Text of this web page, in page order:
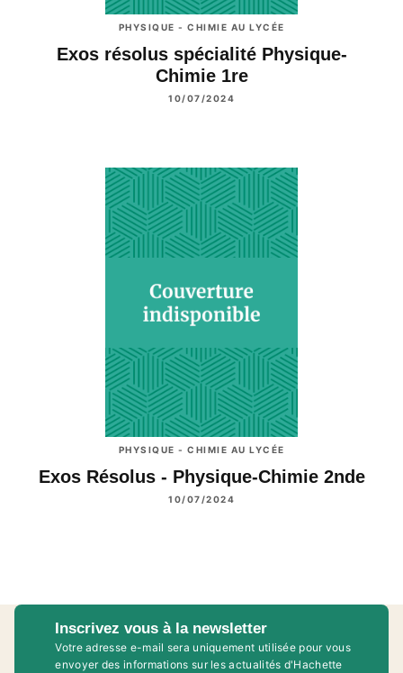
PHYSIQUE - CHIMIE AU LYCÉE
Exos résolus spécialité Physique-
Chimie 1re
10/07/2024
PHYSIQUE - CHIMIE AU LYCÉE
Exos Résolus - Physique-Chimie 2nde
10/07/2024
Inscrivez vous à la newsletter
Votre adresse e-mail sera uniquement utilisée pour vous
envoyer des informations sur les actualités d'Hachette